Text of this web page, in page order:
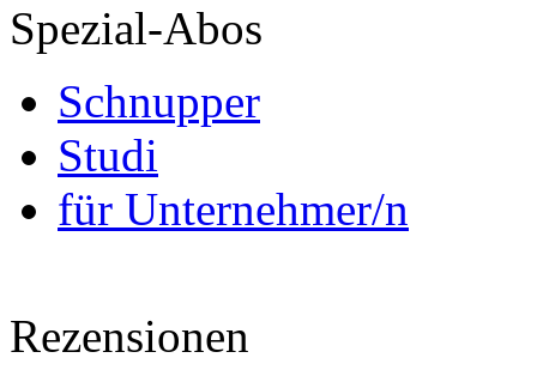
Spezial-Abos
Schnupper
Studi
für Unternehmer/n
Rezensionen